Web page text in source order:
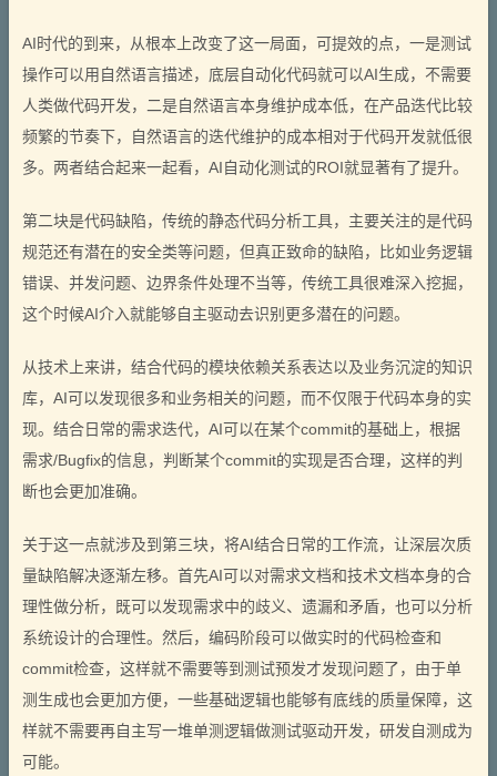
AI时代的到来，从根本上改变了这一局面，可提效的点，一是测试
操作可以用自然语言描述，底层自动化代码就可以AI生成，不需要
人类做代码开发，二是自然语言本身维护成本低，在产品迭代比较
频繁的节奏下，自然语言的迭代维护的成本相对于代码开发就低很
多。两者结合起来一起看，AI自动化测试的ROI就显著有了提升。
第二块是代码缺陷，传统的静态代码分析工具，主要关注的是代码
规范还有潜在的安全类等问题，但真正致命的缺陷，比如业务逻辑
错误、并发问题、边界条件处理不当等，传统工具很难深入挖掘，
这个时候AI介入就能够自主驱动去识别更多潜在的问题。
从技术上来讲，结合代码的模块依赖关系表达以及业务沉淀的知识
库，AI可以发现很多和业务相关的问题，而不仅限于代码本身的实
现。结合日常的需求迭代，AI可以在某个commit的基础上，根据
需求/Bugfix的信息，判断某个commit的实现是否合理，这样的判
断也会更加准确。
关于这一点就涉及到第三块，将AI结合日常的工作流，让深层次质
量缺陷解决逐渐左移。首先AI可以对需求文档和技术文档本身的合
理性做分析，既可以发现需求中的歧义、遗漏和矛盾，也可以分析
系统设计的合理性。然后，编码阶段可以做实时的代码检查和
commit检查，这样就不需要等到测试预发才发现问题了，由于单
测生成也会更加方便，一些基础逻辑也能够有底线的质量保障，这
样就不需要再自主写一堆单测逻辑做测试驱动开发，研发自测成为
可能。